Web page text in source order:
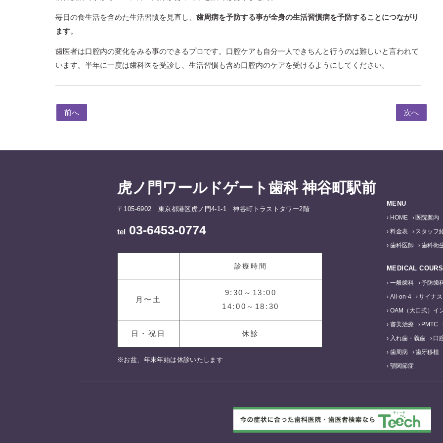
毎日の食生活を含めた生活習慣を見直し、 歯周病を予防する事が全身の生活習慣病を予防することにつながり
ます。
歯医者は口腔内の変化をみる事のできるプロです。口腔ケアも自分一人できちんと行うのは難しいと言われて
います。半年に一度は歯科医を受診し、生活習慣も含め口腔内のケアを受けるようにしてください。
前へ 次へ
虎ノ門ワールドゲート歯科 神谷町駅前
〒105-6902 東京都港区虎ノ門4-1-1 神谷町トラストタワー2階
tel 03-6453-0774
診療時間
月〜土
9:30～13:00
14:00～18:30
日・祝日 休診
※お盆、年末年始は休診いたします
MENU
HOME 医院案内
料金表
スタッフ
歯科医師
歯科衛
MEDICAL
一般歯科 予防歯
All-on-4
サイナ
OAM（大口式）イ
審美治療
PMTC
入れ歯・義歯
口
歯周病
歯牙移植
顎関節症